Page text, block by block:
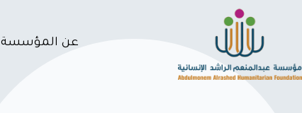
عن المؤسسة